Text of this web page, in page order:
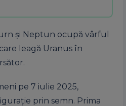
și Neptun ocupă vârful
care leagă Uranus în
pe 7 iulie 2025,
prin semn. Prima